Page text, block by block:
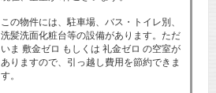
この物件には、駐車場、バス・トイレ別、
洗髪洗面化粧台等の設備があります。ただ
いま 敷金ゼロ もしくは 礼金ゼロ の空室が
ありますので、引っ越し費用を節約できま
す。